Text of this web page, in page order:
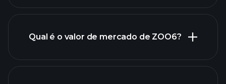
de ZOO6.
Qual é o valor de mercado de ZOO6?